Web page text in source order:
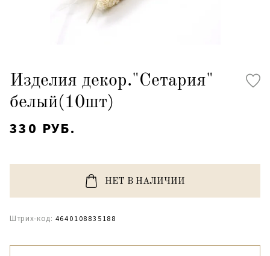
Изделия декор."Сетария"
белый(10шт)
330 РУБ.
НЕТ В НАЛИЧИИ
Штрих-код: 4640108835188